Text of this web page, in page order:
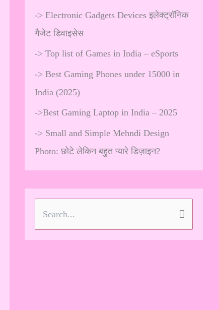
-> Electronic Gadgets Devices इलेक्ट्रॉनिक
गैजेट डिवाइसेस
-> Top list of Games in India – eSports
-> Best Gaming Phones under 15000 in
India (2025)
->Best Gaming Laptop in India – 2025
-> Small and Simple Mehndi Design
Photo: छोटे लेकिन बहुत प्यारे डिज़ाइन?